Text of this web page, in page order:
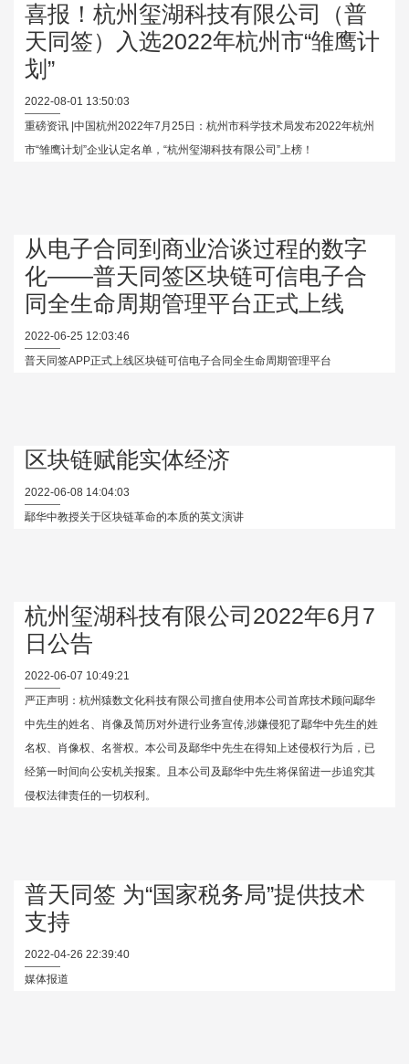
喜报！杭州玺湖科技有限公司（普
天同签）入选2022年杭州市“雏鹰计
划”
2022-08-01 13:50:03
重磅资讯 |中国杭州2022年7月25日：杭州市科学技术局发布2022年杭州
市“雏鹰计划”企业认定名单，“杭州玺湖科技有限公司”上榜！
从电子合同到商业洽谈过程的数字
化——普天同签区块链可信电子合
同全生命周期管理平台正式上线
2022-06-25 12:03:46
普天同签APP正式上线区块链可信电子合同全生命周期管理平台
区块链赋能实体经济
2022-06-08 14:04:03
鄢华中教授关于区块链革命的本质的英文演讲
杭州玺湖科技有限公司2022年6月7
日公告
2022-06-07 10:49:21
严正声明：杭州猿数文化科技有限公司擅自使用本公司首席技术顾问鄢华
中先生的姓名、肖像及简历对外进行业务宣传,涉嫌侵犯了鄢华中先生的姓
名权、肖像权、名誉权。本公司及鄢华中先生在得知上述侵权行为后，已
经第一时间向公安机关报案。且本公司及鄢华中先生将保留进一步追究其
侵权法律责任的一切权利。
普天同签 为“国家税务局”提供技术
支持
2022-04-26 22:39:40
媒体报道